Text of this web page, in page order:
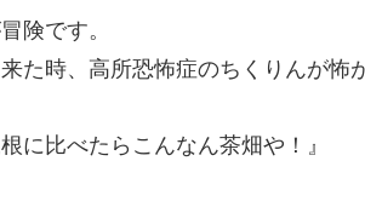
険です。
た時、高所恐怖症のちくりんが怖
に比べたらこんなん茶畑や！』